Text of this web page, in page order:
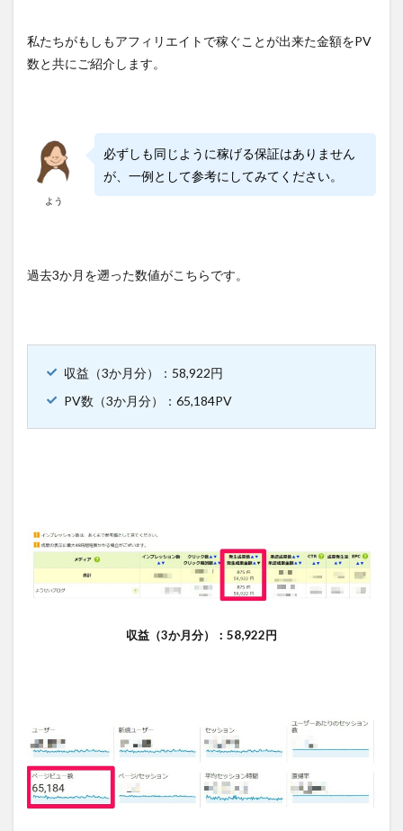
私たちがもしもアフィリエイトで稼ぐことが出来た金額をPV
数と共にご紹介します。
よう
必ずしも同じように稼げる保証はありません
が、一例として参考にしてみてください。
過去3か月を遡った数値がこちらです。
収益（3か月分）：58,922円
PV数（3か月分）：65,184PV
収益（3か月分）：58,922円